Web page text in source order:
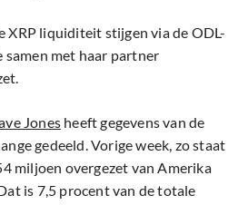
XRP liquiditeit stijgen via de ODL-
samen met haar partner
Jones heeft gegevens van de
gedeeld. Vorige week, zo staat
miljoen overgezet van Amerika
is 7,5 procent van de totale